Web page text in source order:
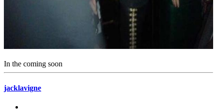
In the coming soon
jacklavigne